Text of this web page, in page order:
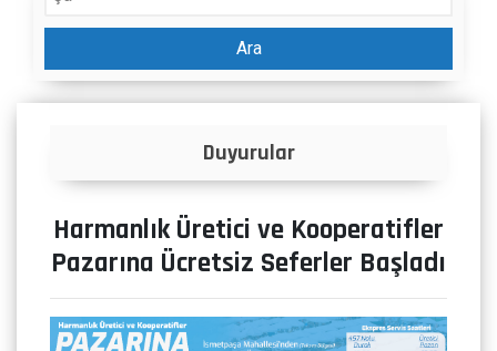
Ara
Duyurular
Harmanlık Üretici ve Kooperatifler
Pazarına Ücretsiz Seferler Başladı